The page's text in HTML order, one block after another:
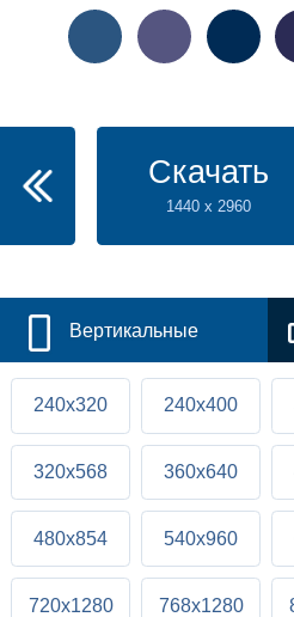
Скачать
1440 x 2960
Вертикальные
240x320 240x400
320x568 360x640
480x854 540x960
720x1280 768x1280